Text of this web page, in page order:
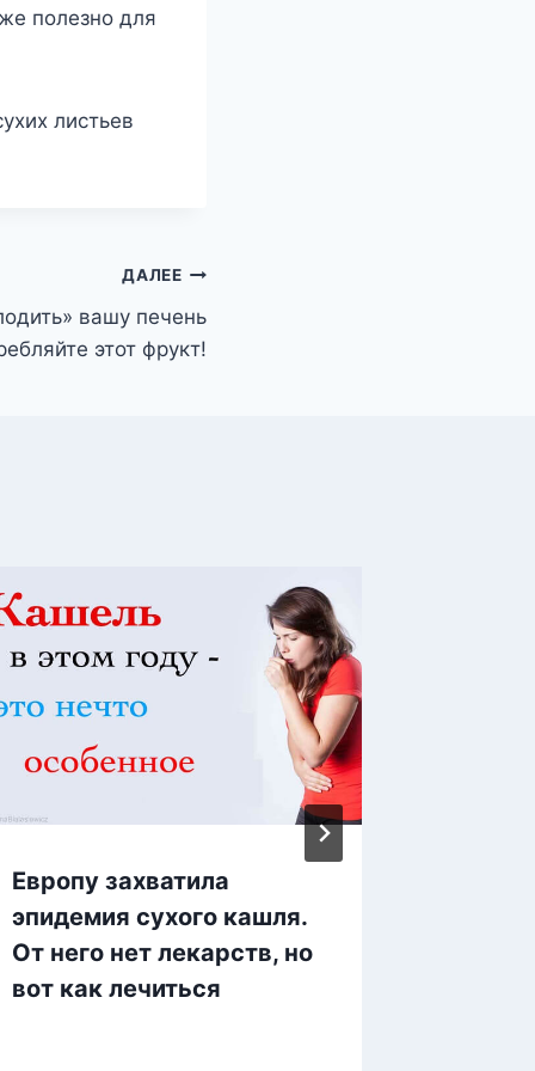
полезно для
листьев
ДАЛЕЕ
вашу печень
этот фрукт!
Европу захватила
эпидемия сухого кашля.
От него нет лекарств, но
вот как лечиться